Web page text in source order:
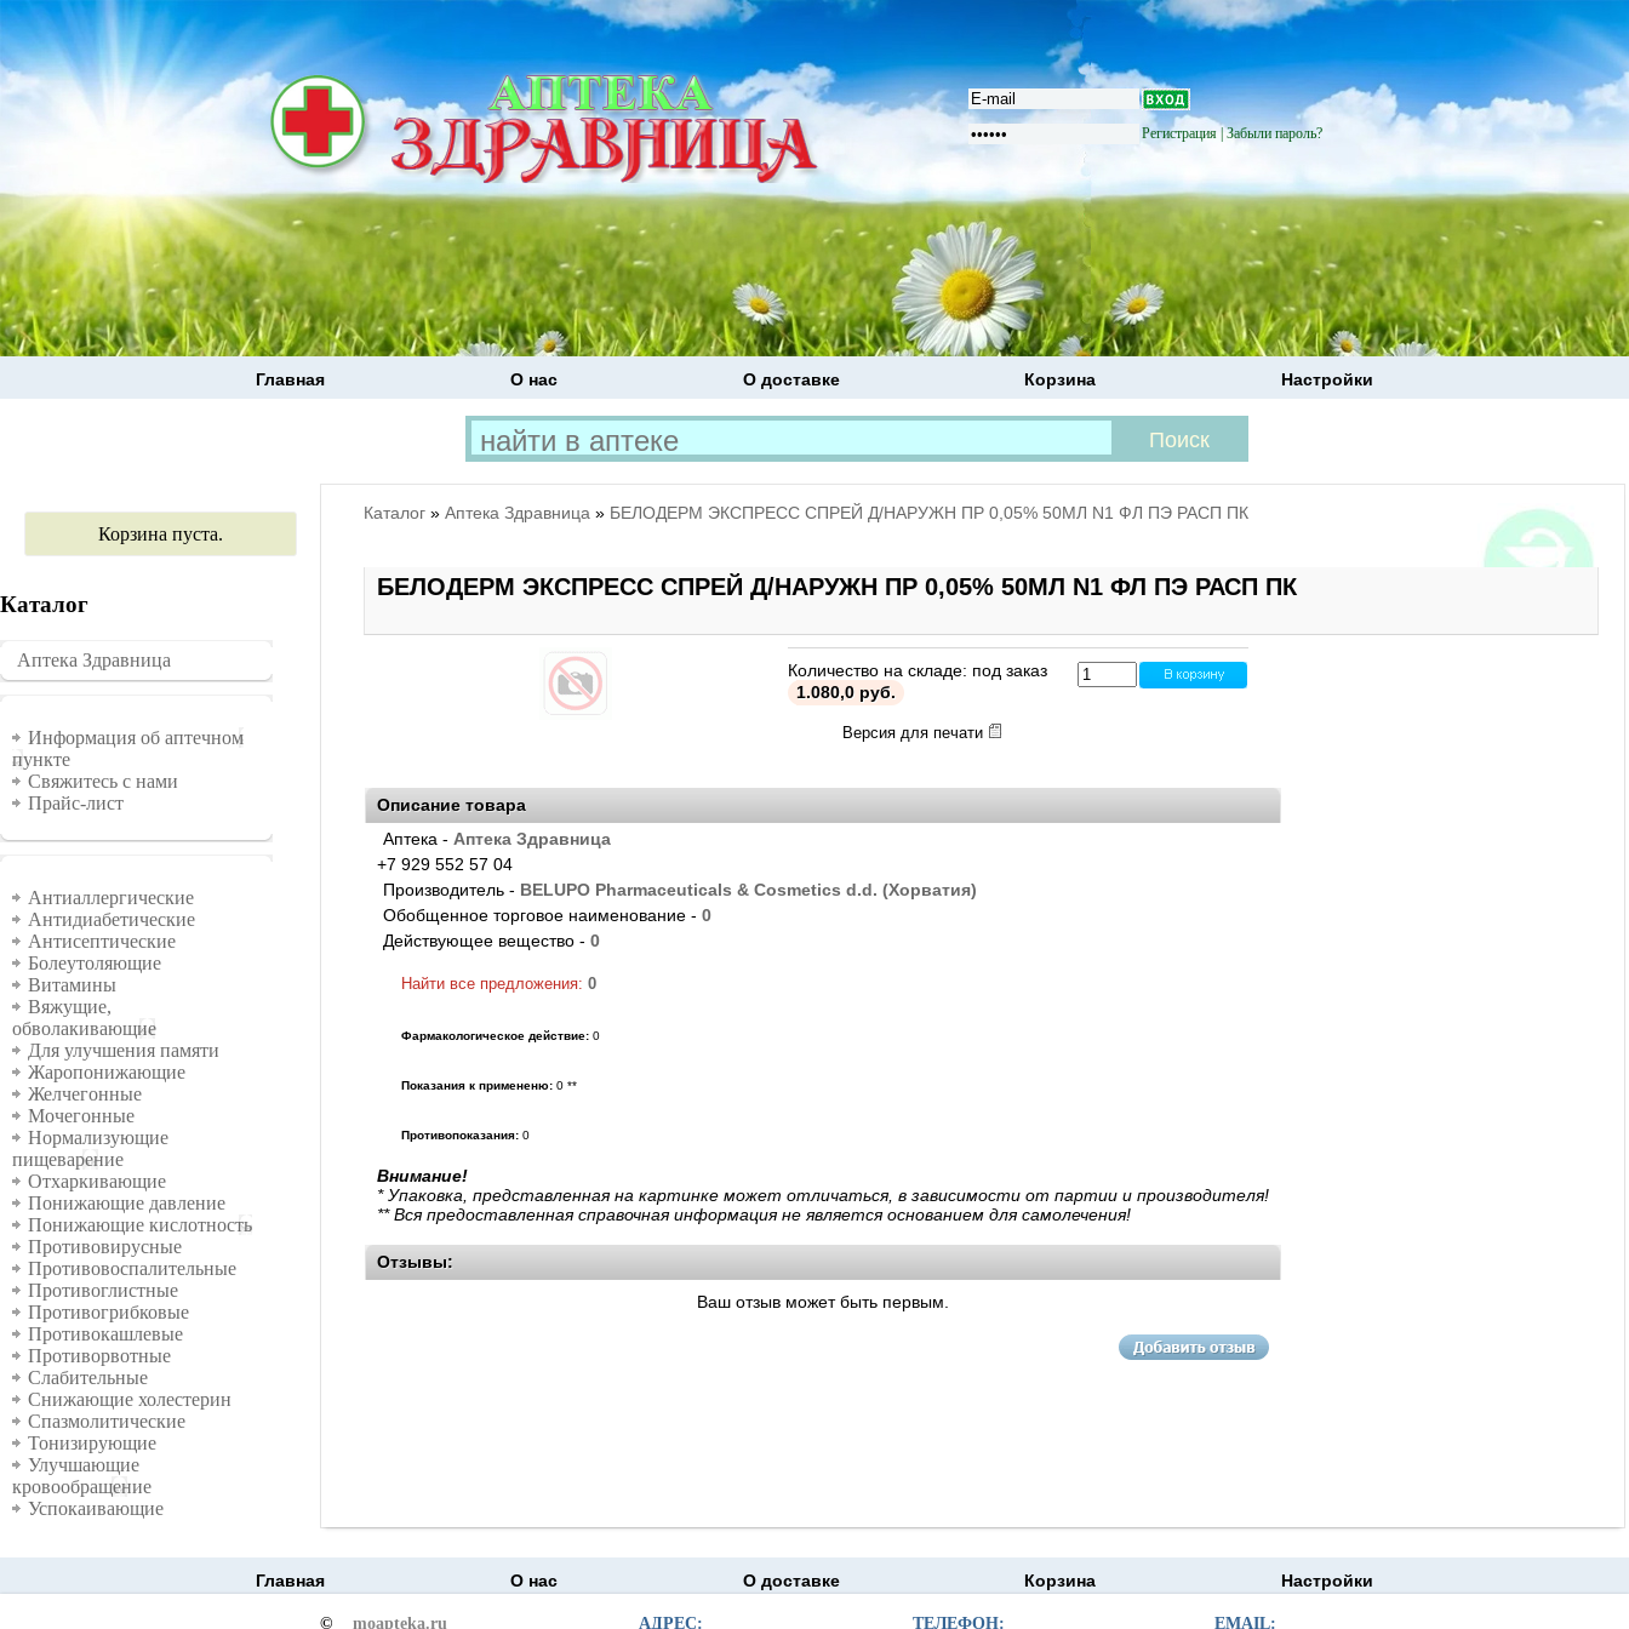
Регистрация |Забыли пароль?
Главная О нас О доставке Корзина Настройки
Корзина пуста.
Каталог
�������
Аптека Здравница
Информация
Информация об аптечном
пункте
Свяжитесь с нами
Прайс-лист
Группы
Антиаллергические
Антидиабетические
Антисептические
Болеутоляющие
Витамины
Вяжущие,
обволакивающие
Для улучшения памяти
Жаропонижающие
Желчегонные
Мочегонные
Нормализующие
пищеварение
Отхаркивающие
Понижающие давление
Понижающие кислотность
Противовирусные
Противовоспалительные
Противоглистные
Противогрибковые
Противокашлевые
Противорвотные
Слабительные
Снижающие холестерин
Спазмолитические
Тонизирующие
Улучшающие
кровообращение
Успокаивающие
Каталог » Аптека Здравница » БЕЛОДЕРМ ЭКСПРЕСС СПРЕЙ Д/НАРУЖН ПР 0,05% 50МЛ N1 ФЛ ПЭ РАСП ПК
БЕЛОДЕРМ ЭКСПРЕСС СПРЕЙ Д/НАРУЖН ПР 0,05% 50МЛ N1 ФЛ ПЭ РАСП ПК
Количество на складе: под заказ
1.080,0 руб.
Версия для печати
Описание товара
Аптека - Аптека Здравница
+7 929 552 57 04
Производитель - BELUPO Pharmaceuticals & Cosmetics d.d. (Хорватия)
Обобщенное торговое наименование - 0
Действующее вещество - 0
Найти все предложения: 0
Фармакологическое действие: 0
Показания к примененю: 0 **
Противопоказания: 0
Внимание!
* Упаковка, представленная на картинке может отличаться, в зависимости от партии и производителя!
** Вся предоставленная справочная информация не является основанием для самолечения!
Отзывы:
Ваш отзыв может быть первым.
Главная О нас О доставке Корзина Настройки
© moapteka.ru АДРЕС: ТЕЛЕФОН: EMAIL: